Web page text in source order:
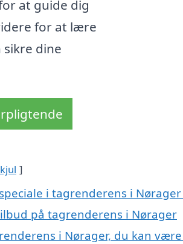
at guide dig
for at lære
dine
i tagrenderens i
på tagrenderens i Nørager
i Nørager, du kan